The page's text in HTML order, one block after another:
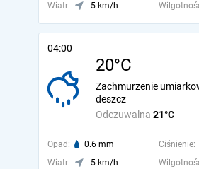
Wiatr:
5 km/h
04:00
20°C
Odczuwalna 21°C
Zachmurzenie
deszcz
Opad: 0.6 mm Ciśnienie:
Wiatr:
5 km/h